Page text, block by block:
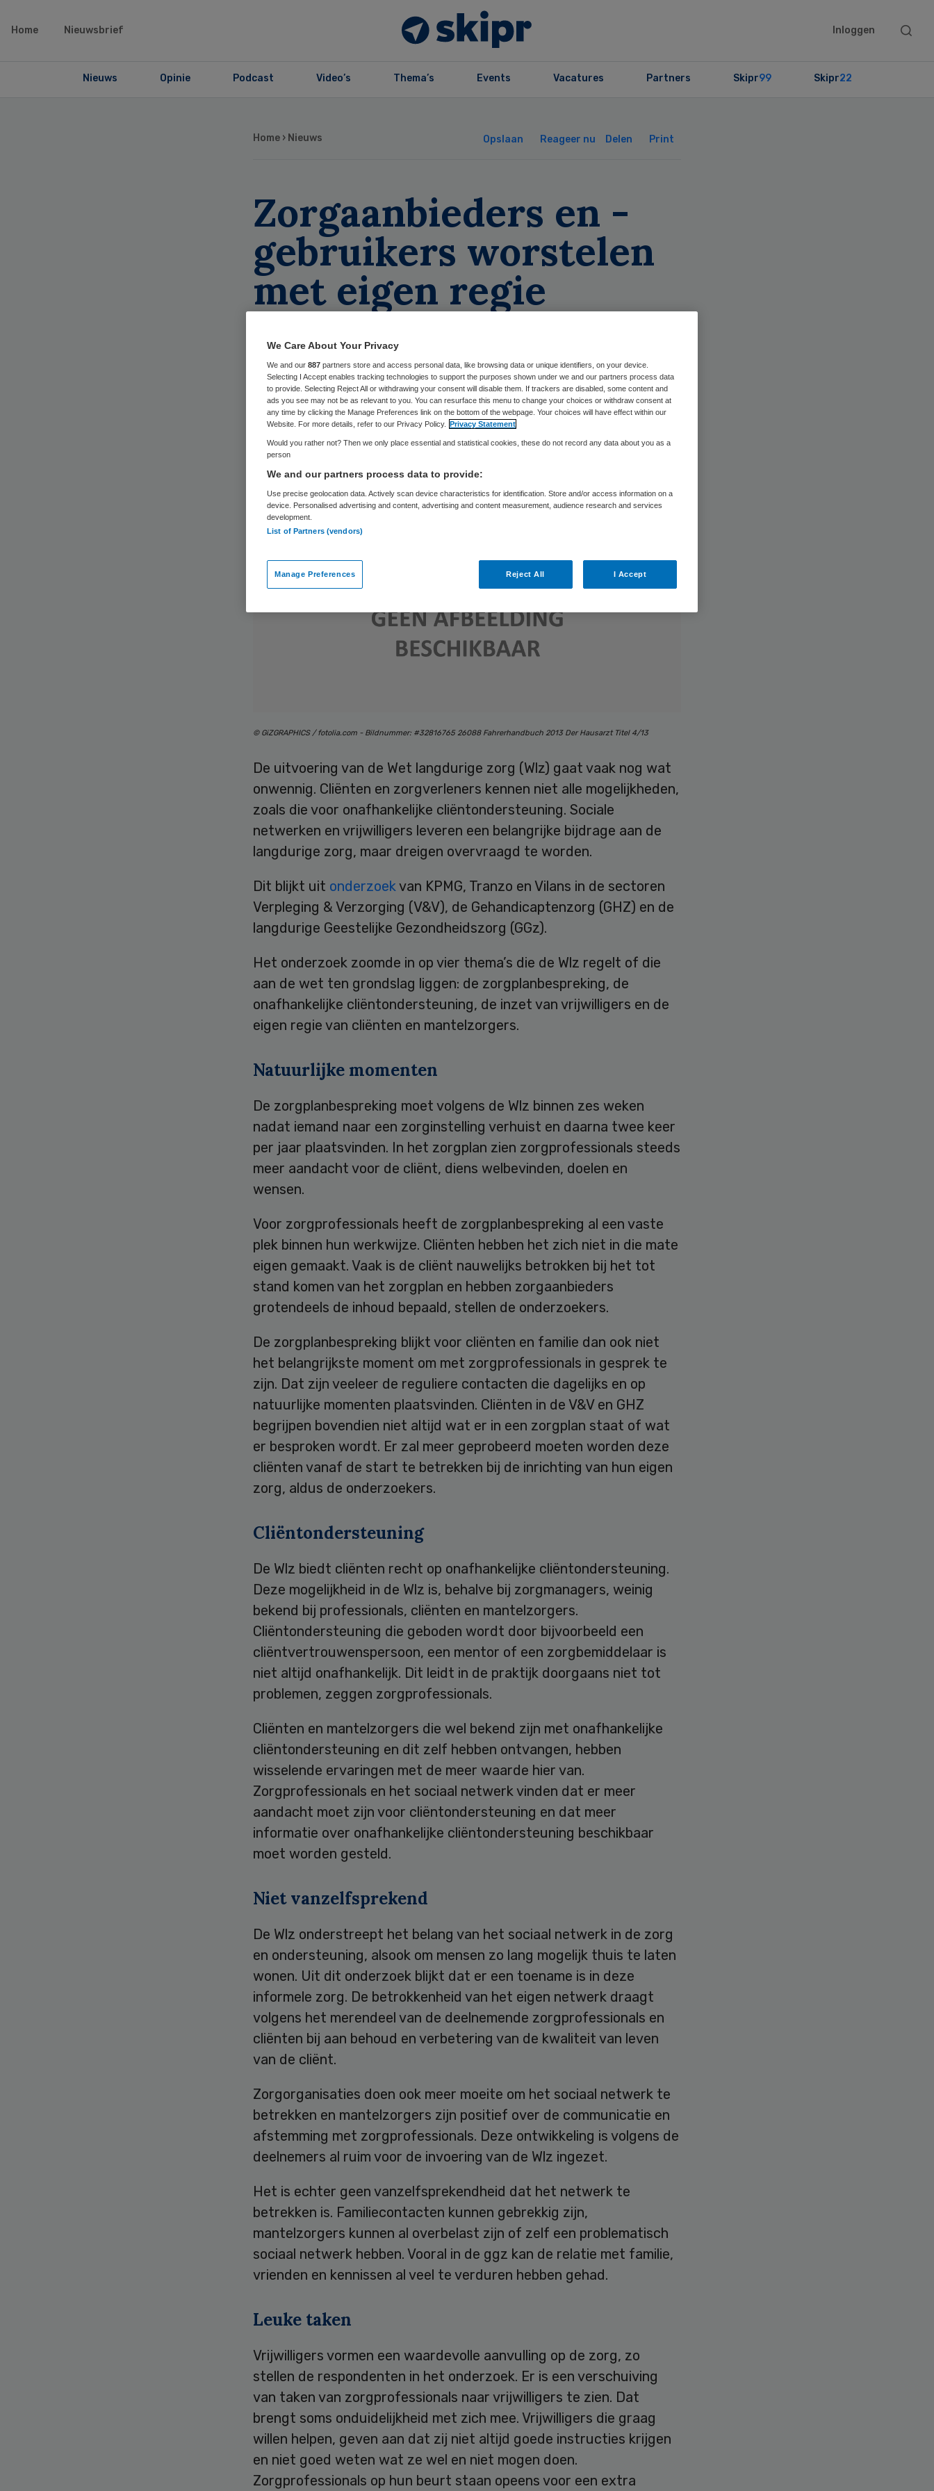
Home Nieuwsbrief Inloggen
Search
Nieuws Opinie Podcast Video’s Thema’s Events Vacatures Partners Skipr99 Skipr22
Home › Nieuws Opslaan Reageer nu Delen Print
Zorgaanbieders en -
gebruikers worstelen
met eigen regie
16 mei 2017
© GiZGRAPHICS / fotolia.com - Bildnummer: #32816765 26088 Fahrerhandbuch 2013 Der Hausarzt Titel 4/13
De uitvoering van de Wet langdurige zorg (Wlz) gaat vaak nog wat
onwennig. Cliënten en zorgverleners kennen niet alle mogelijkheden,
zoals die voor onafhankelijke cliëntondersteuning. Sociale
netwerken en vrijwilligers leveren een belangrijke bijdrage aan de
langdurige zorg, maar dreigen overvraagd te worden.
Dit blijkt uit onderzoekvan KPMG, Tranzo en Vilans in de sectoren
Verpleging & Verzorging (V&V), de Gehandicaptenzorg (GHZ) en de
langdurige Geestelijke Gezondheidszorg (GGz).
Het onderzoek zoomde in op vier thema’s die de Wlz regelt of die
aan de wet ten grondslag liggen: de zorgplanbespreking, de
onafhankelijke cliëntondersteuning, de inzet van vrijwilligers en de
eigen regie van cliënten en mantelzorgers.
Natuurlijke momenten
De zorgplanbespreking moet volgens de Wlz binnen zes weken
nadat iemand naar een zorginstelling verhuist en daarna twee keer
per jaar plaatsvinden. In het zorgplan zien zorgprofessionals steeds
meer aandacht voor de cliënt, diens welbevinden, doelen en
wensen.
Voor zorgprofessionals heeft de zorgplanbespreking al een vaste
plek binnen hun werkwijze. Cliënten hebben het zich niet in die mate
eigen gemaakt. Vaak is de cliënt nauwelijks betrokken bij het tot
stand komen van het zorgplan en hebben zorgaanbieders
grotendeels de inhoud bepaald, stellen de onderzoekers.
De zorgplanbespreking blijkt voor cliënten en familie dan ook niet
het belangrijkste moment om met zorgprofessionals in gesprek te
zijn. Dat zijn veeleer de reguliere contacten die dagelijks en op
natuurlijke momenten plaatsvinden. Cliënten in de V&V en GHZ
begrijpen bovendien niet altijd wat er in een zorgplan staat of wat
er besproken wordt. Er zal meer geprobeerd moeten worden deze
cliënten vanaf de start te betrekken bij de inrichting van hun eigen
zorg, aldus de onderzoekers.
Cliëntondersteuning
De Wlz biedt cliënten recht op onafhankelijke cliëntondersteuning.
Deze mogelijkheid in de Wlz is, behalve bij zorgmanagers, weinig
bekend bij professionals, cliënten en mantelzorgers.
Cliëntondersteuning die geboden wordt door bijvoorbeeld een
cliëntvertrouwenspersoon, een mentor of een zorgbemiddelaar is
niet altijd onafhankelijk. Dit leidt in de praktijk doorgaans niet tot
problemen, zeggen zorgprofessionals.
Cliënten en mantelzorgers die wel bekend zijn met onafhankelijke
cliëntondersteuning en dit zelf hebben ontvangen, hebben
wisselende ervaringen met de meer waarde hier van.
Zorgprofessionals en het sociaal netwerk vinden dat er meer
aandacht moet zijn voor cliëntondersteuning en dat meer
informatie over onafhankelijke cliëntondersteuning beschikbaar
moet worden gesteld.
Niet vanzelfsprekend
De Wlz onderstreept het belang van het sociaal netwerk in de zorg
en ondersteuning, alsook om mensen zo lang mogelijk thuis te laten
wonen. Uit dit onderzoek blijkt dat er een toename is in deze
informele zorg. De betrokkenheid van het eigen netwerk draagt
volgens het merendeel van de deelnemende zorgprofessionals en
cliënten bij aan behoud en verbetering van de kwaliteit van leven
van de cliënt.
Zorgorganisaties doen ook meer moeite om het sociaal netwerk te
betrekken en mantelzorgers zijn positief over de communicatie en
afstemming met zorgprofessionals. Deze ontwikkeling is volgens de
deelnemers al ruim voor de invoering van de Wlz ingezet.
Het is echter geen vanzelfsprekendheid dat het netwerk te
betrekken is. Familiecontacten kunnen gebrekkig zijn,
mantelzorgers kunnen al overbelast zijn of zelf een problematisch
sociaal netwerk hebben. Vooral in de ggz kan de relatie met familie,
vrienden en kennissen al veel te verduren hebben gehad.
Leuke taken
Vrijwilligers vormen een waardevolle aanvulling op de zorg, zo
stellen de respondenten in het onderzoek. Er is een verschuiving
van taken van zorgprofessionals naar vrijwilligers te zien. Dat
brengt soms onduidelijkheid met zich mee. Vrijwilligers die graag
willen helpen, geven aan dat zij niet altijd goede instructies krijgen
en niet goed weten wat ze wel en niet mogen doen.
Zorgprofessionals op hun beurt staan opeens voor een extra
We Care About Your Privacy
We and our 887 partners store and access personal data, like browsing data or unique identifiers, on your device.
Selecting I Accept enables tracking technologies to support the purposes shown under we and our partners process data
to provide. Selecting Reject All or withdrawing your consent will disable them. If trackers are disabled, some content and
ads you see may not be as relevant to you. You can resurface this menu to change your choices or withdraw consent at
any time by clicking the Manage Preferences link on the bottom of the webpage. Your choices will have effect within our
Website. For more details, refer to our Privacy Policy. Privacy Statement
Would you rather not? Then we only place essential and statistical cookies, these do not record any data about you as a
person
We and our partners process data to provide:
Use precise geolocation data. Actively scan device characteristics for identification. Store and/or access information on a
device. Personalised advertising and content, advertising and content measurement, audience research and services
development.
List of Partners (vendors)
Manage Preferences Reject All I Accept